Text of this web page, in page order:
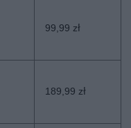
99,99 zł
189,99 zł